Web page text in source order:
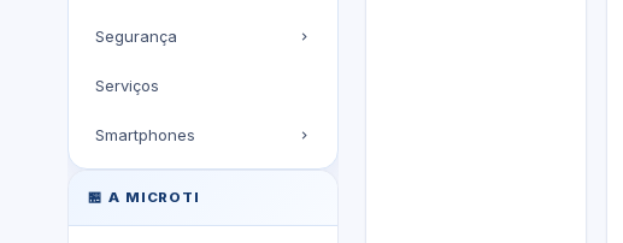
Segurança
Serviços
Smartphones
🏪 A MICROTI